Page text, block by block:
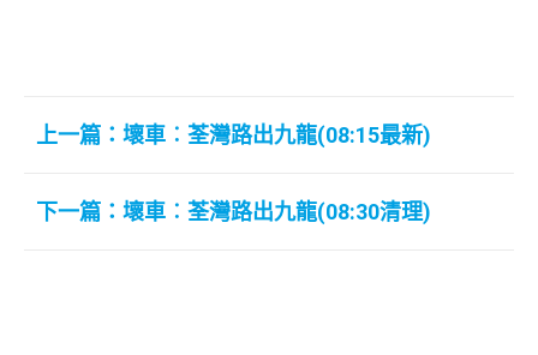
上一篇：壞車︰荃灣路出九龍(08:15最新)
下一篇：壞車︰荃灣路出九龍(08:30清理)